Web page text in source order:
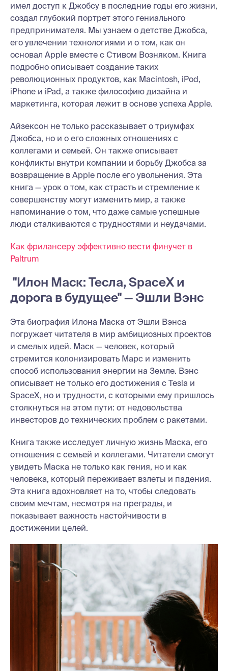
имел доступ к Джобсу в последние годы его жизни,
создал глубокий портрет этого гениального
предпринимателя. Мы узнаем о детстве Джобса,
его увлечении технологиями и о том, как он
основал Apple вместе с Стивом Возняком. Книга
подробно описывает создание таких
революционных продуктов, как Macintosh, iPod,
iPhone и iPad, а также философию дизайна и
маркетинга, которая лежит в основе успеха Apple.
Айзексон не только рассказывает о триумфах
Джобса, но и о его сложных отношениях с
коллегами и семьей. Он также описывает
конфликты внутри компании и борьбу Джобса за
возвращение в Apple после его увольнения. Эта
книга — урок о том, как страсть и стремление к
совершенству могут изменить мир, а также
напоминание о том, что даже самые успешные
люди сталкиваются с трудностями и неудачами.
Как фрилансеру эффективно вести финучет в
Paltrum
"Илон Маск: Тесла, SpaceX и
дорога в будущее" — Эшли Вэнс
Эта биография Илонa Маска от Эшли Вэнса
погружает читателя в мир амбициозных проектов
и смелых идей. Маск — человек, который
стремится колонизировать Марс и изменить
способ использования энергии на Земле. Вэнс
описывает не только его достижения с Tesla и
SpaceX, но и трудности, с которыми ему пришлось
столкнуться на этом пути: от недовольства
инвесторов до технических проблем с ракетами.
Книга также исследует личную жизнь Маска, его
отношения с семьей и коллегами. Читатели смогут
увидеть Маска не только как гения, но и как
человека, который переживает взлеты и падения.
Эта книга вдохновляет на то, чтобы следовать
своим мечтам, несмотря на преграды, и
показывает важность настойчивости в
достижении целей.